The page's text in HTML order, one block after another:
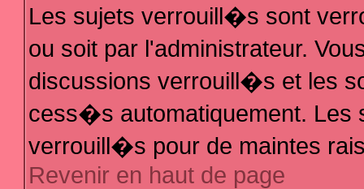
Les sujets verrouill�s sont
ou soit par l'administrateur.
discussions verrouill�s et les
cess�s automatiquement.
verrouill�s pour de maintes
Revenir en haut de page